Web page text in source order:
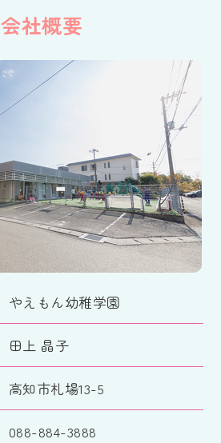
会社概要
やえもん幼稚学園
田上 晶子
高知市札場13-5
088-884-3888